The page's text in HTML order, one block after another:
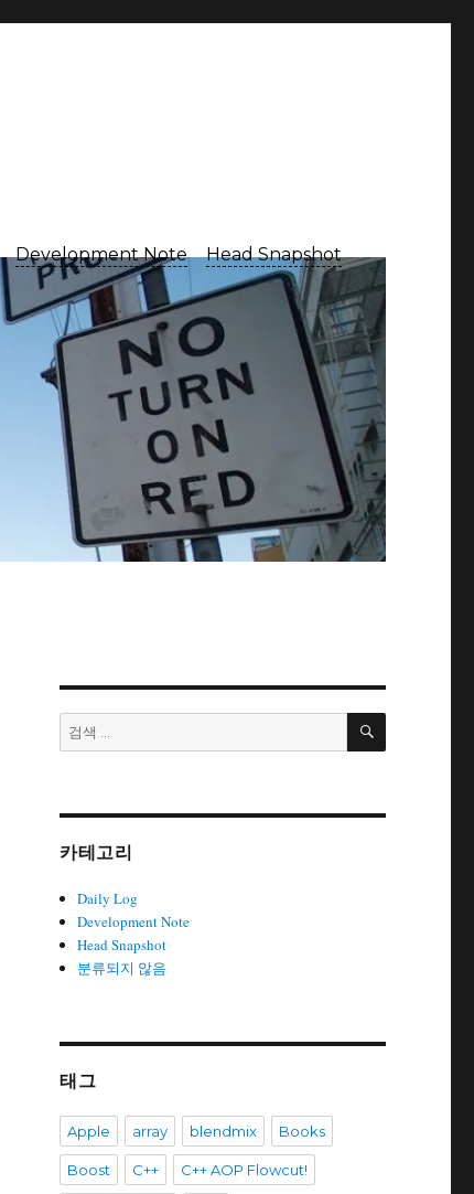
Development Note Head Snapshot
검
색:
검
카테고리
Daily Log
Development Note
Head Snapshot
분류되지 않음
태그
Apple array blendmix Books
Boost C++ C++ AOP Flowcut!